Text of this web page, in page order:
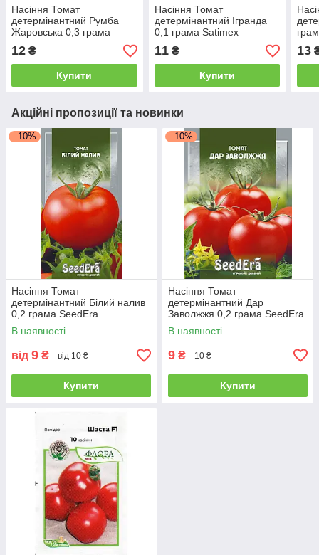
Насіння Томат
детермінантний Румба
Жаровська 0,3 грама
PNOS
12 ₴
Купити
Насіння Томат
детермінантний Ігранда
0,1 грама Satimex
11₴
Купити
13
Акційні пропозиції та новинки
–10%
Насіння Томат
детермінантний Білий налив
0,2 грама SeedEra
В наявності
від 9 ₴ від 10 ₴
Купити
–10%
Насіння Томат
детермінантний Дар
Заволжжя 0,2 грама SeedEra
В наявності
9 ₴ 10 ₴
Купити